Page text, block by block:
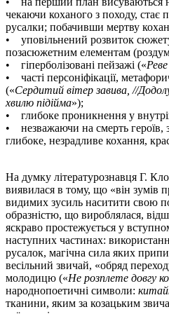
чекаючи коханого з походу, стає
русалки; побачивши мертву
• уповільнений розвиток
позасюжетним елементам
• гіперболізовані пейзажі («
• часті персоніфікації,
(«Сердитий вітер завива, //
хвилю підійма»);
• глибоке проникнення у
• незважаючи на смерть героїв,
глибоке, незрадливе кохання,
На думку літературознавця Г.
виявилася в тому, що «він зумів
видимих зусиль наситити свою
образністю, що вироблялася,
яскраво простежується у
наступних частинах:
русалок, магічна сила яких
весільний звичай, «обряд
молодицю («Не розплете довгу
народнопоетичні символи:
тканини, яким за козацьким